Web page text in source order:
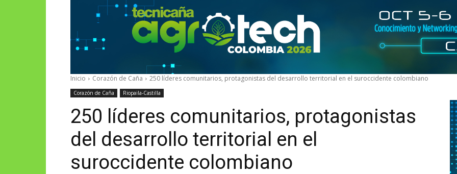
Inicio Corazón de Caña 250 líderes comunitarios, protagonistas del desarrollo territorial en el suroccidente colombiano
Corazón de Caña Riopaila-Castilla
250 líderes comunitarios, protagonistas
del desarrollo territorial en el
suroccidente colombiano